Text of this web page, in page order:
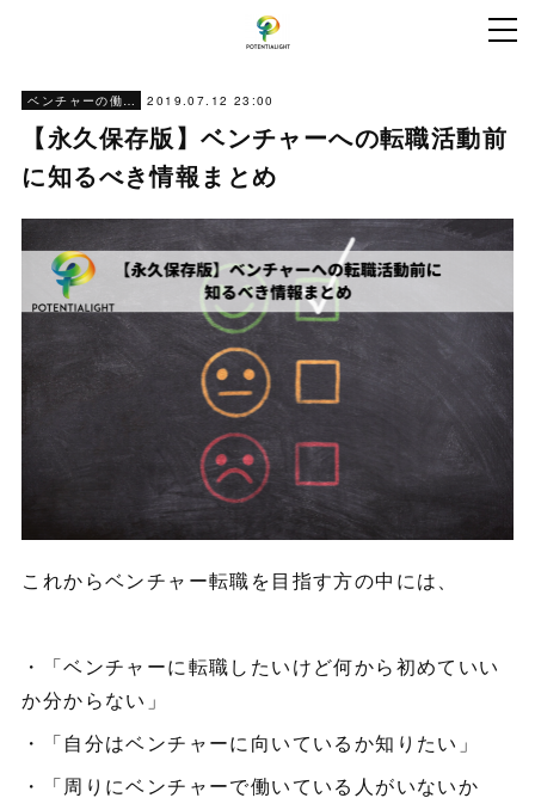
ベンチャーの働き方 2019.07.12 23:00
【永久保存版】ベンチャーへの転職活動前
に知るべき情報まとめ
これからベンチャー転職を目指す方の中には、
・「ベンチャーに転職したいけど何から初めていい
か分からない」
・「自分はベンチャーに向いているか知りたい」
・「周りにベンチャーで働いている人がいないか